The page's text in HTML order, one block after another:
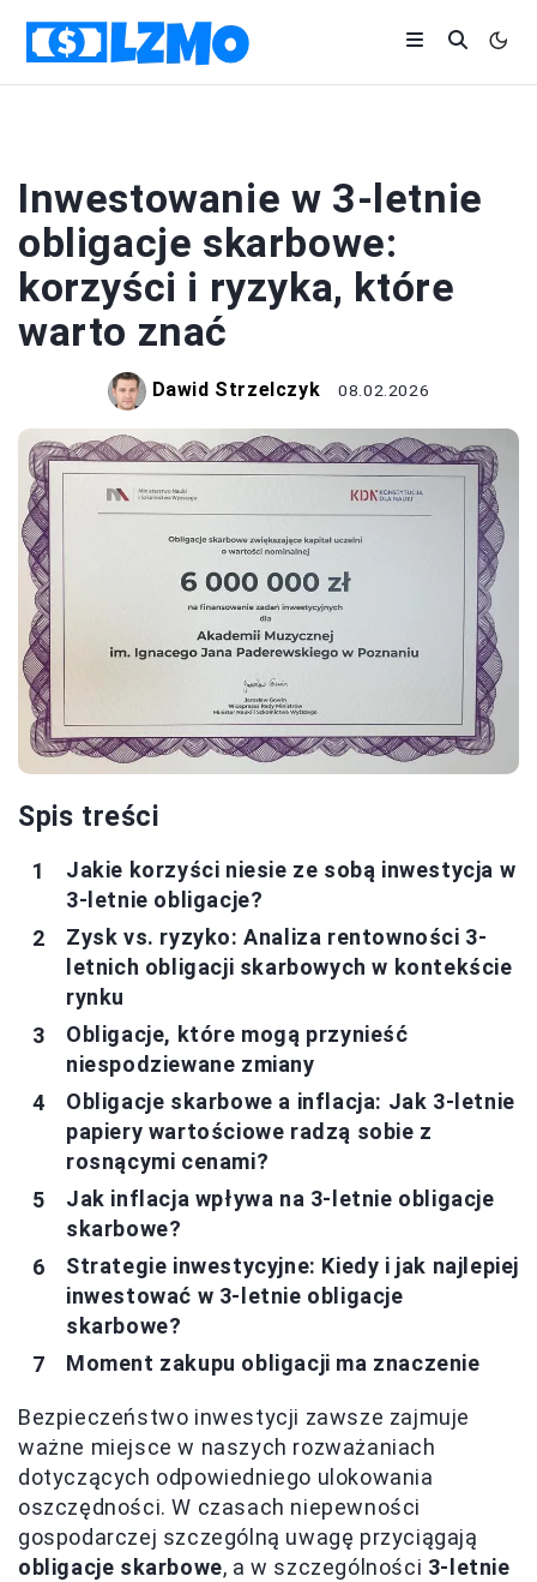
Inwestowanie w 3-letnie
obligacje skarbowe:
korzyści i ryzyka, które
warto znać
Dawid Strzelczyk 08.02.2026
Spis treści
Jakie korzyści niesie ze sobą inwestycja w
3-letnie obligacje?
Zysk vs. ryzyko: Analiza rentowności 3-
letnich obligacji skarbowych w kontekście
rynku
Obligacje, które mogą przynieść
niespodziewane zmiany
Obligacje skarbowe a inflacja: Jak 3-letnie
papiery wartościowe radzą sobie z
rosnącymi cenami?
Jak inflacja wpływa na 3-letnie obligacje
skarbowe?
Strategie inwestycyjne: Kiedy i jak najlepiej
inwestować w 3-letnie obligacje
skarbowe?
Moment zakupu obligacji ma znaczenie
Bezpieczeństwo inwestycji zawsze zajmuje
ważne miejsce w naszych rozważaniach
dotyczących odpowiedniego ulokowania
oszczędności. W czasach niepewności
gospodarczej szczególną uwagę przyciągają
obligacje skarbowe, a w szczególności 3-letnie